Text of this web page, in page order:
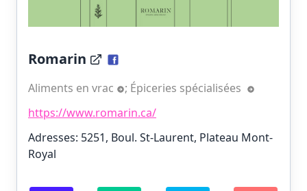
Romarin
Aliments en vrac ; Épiceries spécialisées
https://www.romarin.ca/
Adresses: 5251, Boul. St-Laurent, Plateau Mont-
Royal